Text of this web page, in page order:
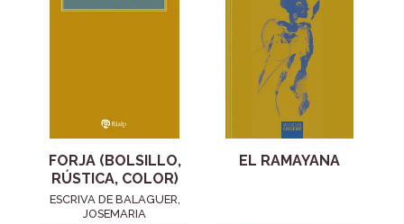
FORJA (BOLSILLO,
RÚSTICA, COLOR)
ESCRIVA DE BALAGUER,
JOSEMARIA
EL RAMAYANA